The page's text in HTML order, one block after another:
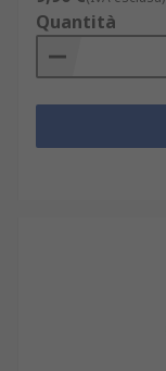
Quantità